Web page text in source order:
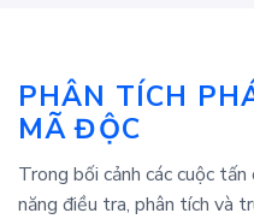
PHÂN TÍCH
MÃ ĐỘC
Trong bối cảnh các cuộc
năng điều tra, phân tích và